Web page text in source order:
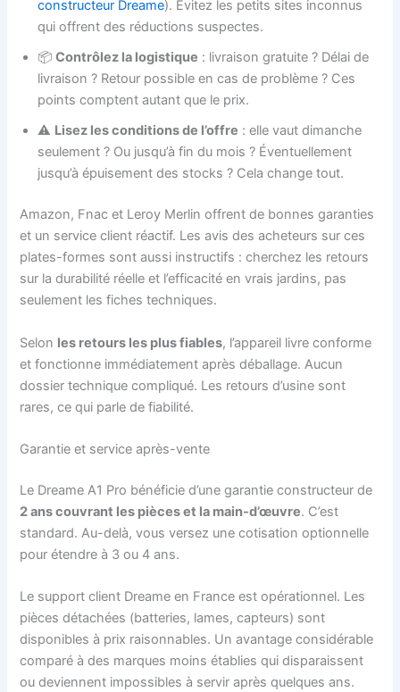
constructeur Dreame). Évitez les petits sites inconnus
qui offrent des réductions suspectes.
📦Contrôlez la logistique : livraison gratuite ? Délai de
livraison ? Retour possible en cas de problème ? Ces
points comptent autant que le prix.
⚠️ Lisez les conditions de l’offre : elle vaut dimanche
seulement ? Ou jusqu’à fin du mois ? Éventuellement
jusqu’à épuisement des stocks ? Cela change tout.
Amazon, Fnac et Leroy Merlin offrent de bonnes garanties
et un service client réactif. Les avis des acheteurs sur ces
plates-formes sont aussi instructifs : cherchez les retours
sur la durabilité réelle et l’efficacité en vrais jardins, pas
seulement les fiches techniques.
Selon les retours les plus fiables, l’appareil livre conforme
et fonctionne immédiatement après déballage. Aucun
dossier technique compliqué. Les retours d’usine sont
rares, ce qui parle de fiabilité.
Garantie et service après-vente
Le Dreame A1 Pro bénéficie d’une garantie constructeur de
2 ans couvrant les pièces et la main-d’œuvre. C’est
standard. Au-delà, vous versez une cotisation optionnelle
pour étendre à 3 ou 4 ans.
Le support client Dreame en France est opérationnel. Les
pièces détachées (batteries, lames, capteurs) sont
disponibles à prix raisonnables. Un avantage considérable
comparé à des marques moins établies qui disparaissent
ou deviennent impossibles à servir après quelques ans.